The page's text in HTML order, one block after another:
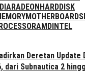
RADEON HARDDISK
MOTHERBOARDS
AMD INTEL
Deretan Update
dari Subnautica 2